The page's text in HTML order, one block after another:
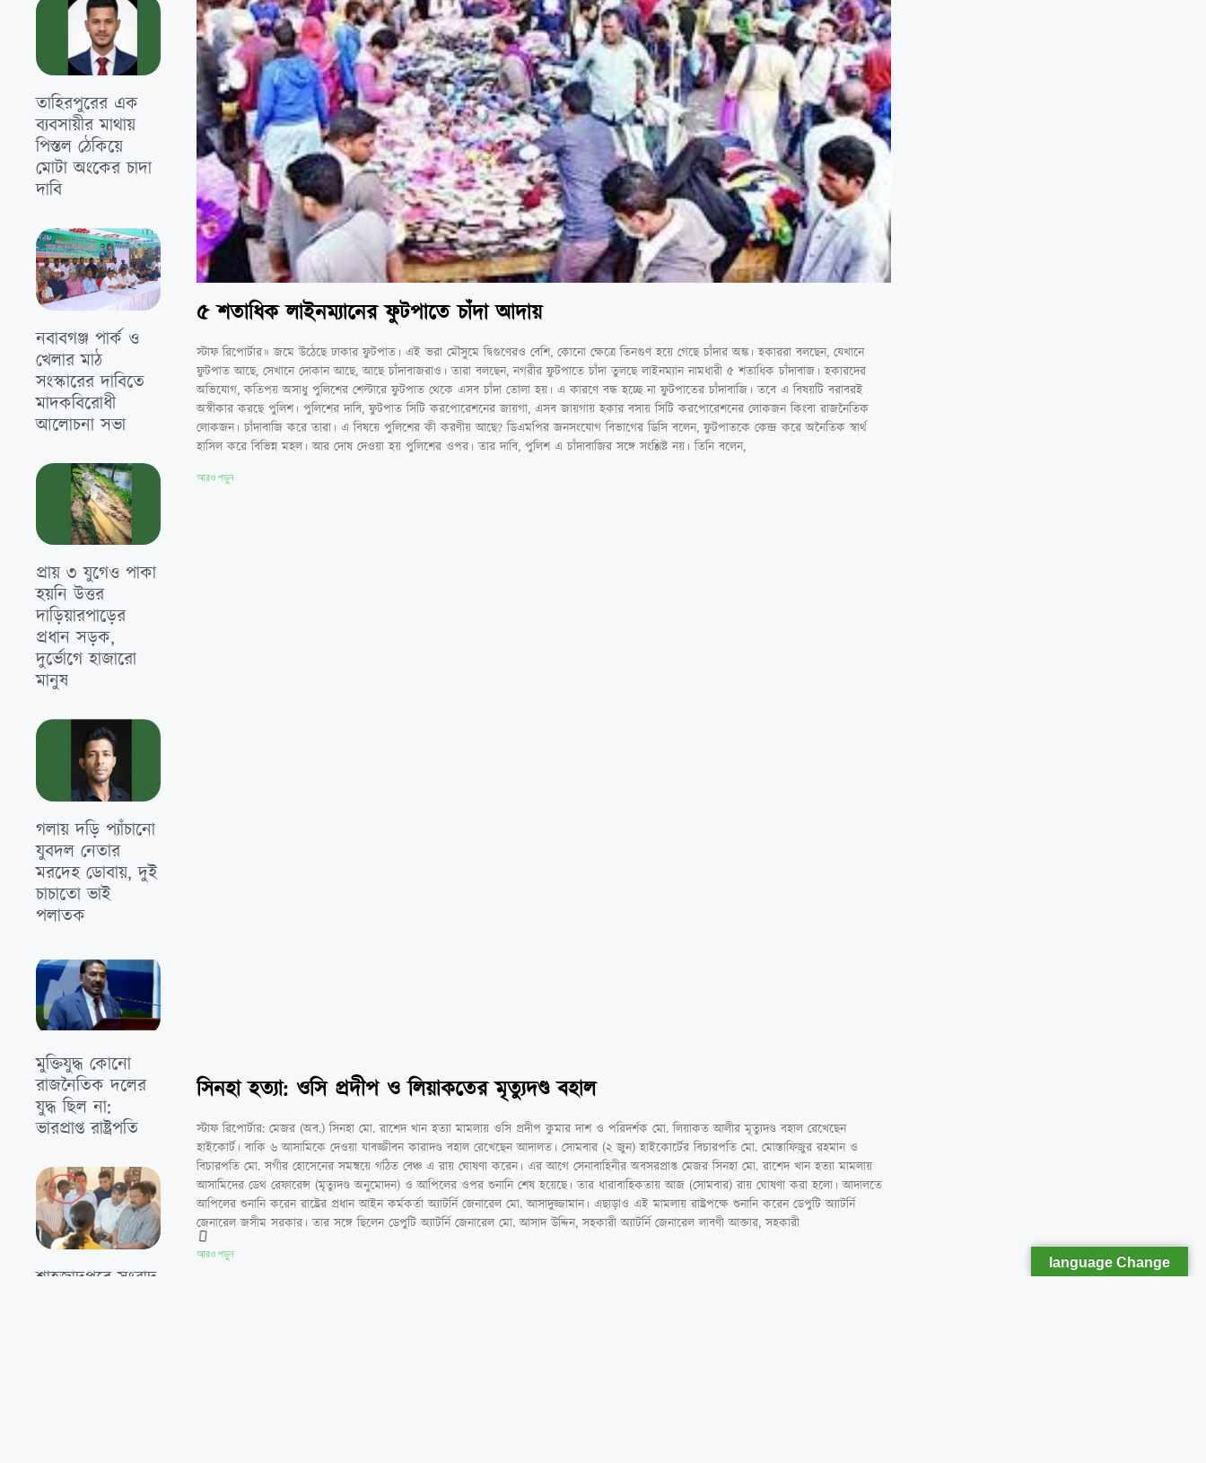
তাহিরপুরের এক
ব্যবসায়ীর মাথায়
পিস্তল ঠেকিয়ে
মোটা অংকের চাদা
দাবি
নবাবগঞ্জ পার্ক ও
খেলার মাঠ
সংস্কারের দাবিতে
মাদকবিরোধী
আলোচনা সভা
প্রায় ৩ যুগেও পাকা
হয়নি উত্তর
দাড়িয়ারপাড়ের
প্রধান সড়ক,
দুর্ভোগে হাজারো
মানুষ
গলায় দড়ি প্যাঁচানো
যুবদল নেতার
মরদেহ ডোবায়, দুই
চাচাতো ভাই
পলাতক
মুক্তিযুদ্ধ কোনো
রাজনৈতিক দলের
যুদ্ধ ছিল না:
ভারপ্রাপ্ত রাষ্ট্রপতি
শাহজাদপুরে সংবাদ
৫ শতাধিক লাইনম্যানের ফুটপাতে চাঁদা আদায়
স্টাফ রিপোর্টার॥ জমে উঠেছে ঢাকার ফুটপাত। এই ভরা মৌসুমে দ্বিগুণেরও বেশি, কোনো ক্ষেত্রে তিনগুণ হয়ে গেছে চাঁদার অঙ্ক। হকাররা বলছেন, যেখানে
ফুটপাত আছে, সেখানে দোকান আছে, আছে চাঁদাবাজরাও। তারা বলছেন, নগরীর ফুটপাতে চাঁদা তুলছে লাইনম্যান নামধারী ৫ শতাধিক চাঁদাবাজ। হকারদের
অভিযোগ, কতিপয় অসাধু পুলিশের শেল্টারে ফুটপাত থেকে এসব চাঁদা তোলা হয়। এ কারণে বন্ধ হচ্ছে না ফুটপাতের চাঁদাবাজি। তবে এ বিষয়টি বরাবরই
অস্বীকার করছে পুলিশ। পুলিশের দাবি, ফুটপাত সিটি করপোরেশনের জায়গা, এসব জায়গায় হকার বসায় সিটি করপোরেশনের লোকজন কিংবা রাজনৈতিক
লোকজন। চাঁদাবাজি করে তারা। এ বিষয়ে পুলিশের কী করণীয় আছে? ডিএমপির জনসংযোগ বিভাগের ডিসি বলেন, ফুটপাতকে কেন্দ্র করে অনৈতিক স্বার্থ
হাসিল করে বিভিন্ন মহল। আর দোষ দেওয়া হয় পুলিশের ওপর। তার দাবি, পুলিশ এ চাঁদাবাজির সঙ্গে সংশ্লিষ্ট নয়। তিনি বলেন,
আরও পড়ুন
সিনহা হত্যা: ওসি প্রদীপ ও লিয়াকতের মৃত্যুদণ্ড বহাল
স্টাফ রিপোর্টার: মেজর (অব.) সিনহা মো. রাশেদ খান হত্যা মামলায় ওসি প্রদীপ কুমার দাশ ও পরিদর্শক মো. লিয়াকত আলীর মৃত্যুদণ্ড বহাল রেখেছেন
হাইকোর্ট। বাকি ৬ আসামিকে দেওয়া যাবজ্জীবন কারাদণ্ড বহাল রেখেছেন আদালত। সোমবার (২ জুন) হাইকোর্টের বিচারপতি মো. মোস্তাফিজুর রহমান ও
বিচারপতি মো. সগীর হোসেনের সমন্বয়ে গঠিত বেঞ্চ এ রায় ঘোষণা করেন। এর আগে সেনাবাহিনীর অবসরপ্রাপ্ত মেজর সিনহা মো. রাশেদ খান হত্যা মামলায়
আসামিদের ডেথ রেফারেন্স (মৃত্যুদণ্ড অনুমোদন) ও আপিলের ওপর শুনানি শেষ হয়েছে। তার ধারাবাহিকতায় আজ (সোমবার) রায় ঘোষণা করা হলো। আদালতে
আপিলের শুনানি করেন রাষ্ট্রের প্রধান আইন কর্মকর্তা অ্যাটর্নি জেনারেল মো. আসাদুজ্জামান। এছাড়াও এই মামলায় রাষ্ট্রপক্ষে শুনানি করেন ডেপুটি অ্যাটর্নি
জেনারেল জসীম সরকার। তার সঙ্গে ছিলেন ডেপুটি অ্যাটর্নি জেনারেল মো. আসাদ উদ্দিন, সহকারী অ্যাটর্নি জেনারেল লাবণী আক্তার, সহকারী
আরও পড়ুন
language Change